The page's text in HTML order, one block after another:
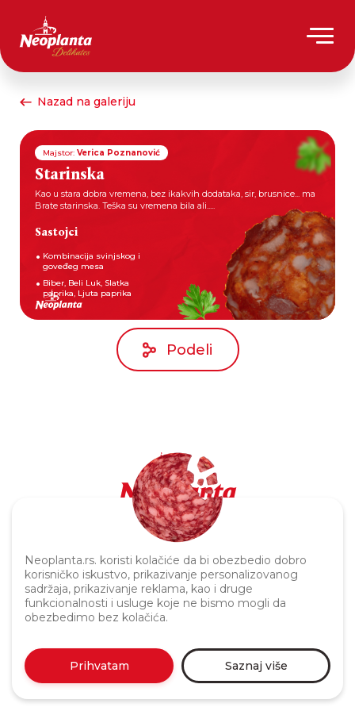
Neoplanta.rs. koristi kolačiće da bi obezbedio dobro
korisničko iskustvo, prikazivanje personalizovanog
sadržaja, prikazivanje reklama, kao i druge
funkcionalnosti i usluge koje ne bismo mogli da
obezbedimo bez kolačića.
Prihvatam Saznaj više
Nazad na galeriju
Majstor: Verica Poznanović
Starinska
Kao u stara dobra vremena, bez ikakvih dodataka, sir, brusnice... ma
Brate starinska. Teška su vremena bila ali.....
Sastojci
Kombinacija svinjskog i
goveđeg mesa
Biber, Beli Luk, Slatka
paprika, Ljuta paprika
Podeli
Politika privatnosti